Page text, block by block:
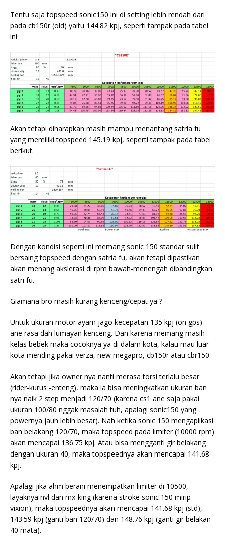
Tentu saja topspeed sonic150 ini di setting lebih rendah dari
pada cb150r (old) yaitu 144.82 kpj, seperti tampak pada tabel
ini
Akan tetapi diharapkan masih mampu menantang satria fu
yang memiliki topspeed 145.19 kpj, seperti tampak pada tabel
berikut.
Dengan kondisi seperti ini memang sonic 150 standar sulit
bersaing topspeed dengan satria fu, akan tetapi dipastikan
akan menang akslerasi di rpm bawah-menengah dibandingkan
satri fu.
Giamana bro masih kurang kenceng/cepat ya ?
Untuk ukuran motor ayam jago kecepatan 135 kpj (on gps)
ane rasa dah lumayan kenceng. Dan karena memang masih
kelas bebek maka cocoknya ya di dalam kota, kalau mau luar
kota mending pakai verza, new megapro, cb150r atau cbr150.
Akan tetapi jika owner nya nanti merasa torsi terlalu besar
(rider-kurus -enteng), maka ia bisa meningkatkan ukuran ban
nya naik 2 step menjadi 120/70 (karena cs1 ane saja pakai
ukuran 100/80 nggak masalah tuh, apalagi sonic150 yang
powernya jauh lebih besar). Nah ketika sonic 150 mengaplikasi
ban belakang 120/70, maka topspeed pada limiter (10000 rpm)
akan mencapai 136.75 kpj. Atau bisa mengganti gir belakang
dengan ukuran 40, maka topspeednya akan mencapai 141.68
kpj.
Apalagi jika ahm berani menempatkan limiter di 10500,
layaknya nvl dan mx-king (karena stroke sonic 150 mirip
vixion), maka topspeednya akan mencapai 141.68 kpj (std),
143.59 kpj (ganti ban 120/70) dan 148.76 kpj (ganti gir belakan
40 mata).